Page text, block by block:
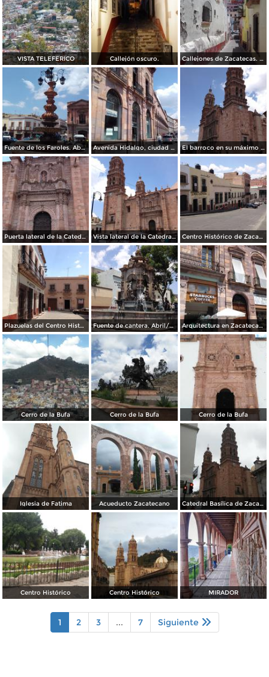
VISTA TELEFERICO Callejón oscuro. Callejones de Zacatecas. Abril/2017
Fuente de los Faroles. Abril/2017 Avenida Hidalgo, ciudad de Zacatecas. Abril/2017 El barroco en su máximo esplendor. Catedral de Zacatecas. Abril/2017
Puerta lateral de la Catedral de Zacatecas. Abril/2017 Vista lateral de la Catedral de Zacatecas. Abril/2017 Centro Histórico de Zacatecas. Abril/2017
Plazuelas del Centro Histórico. Abril/2017 Fuente de cantera. Abril/2017 Arquitectura en Zacatecas. Abril/2017
Cerro de la Bufa Cerro de la Bufa Cerro de la Bufa
Iglesia de Fatima Acueducto Zacatecano Catedral Basílica de Zacatecas
Centro Histórico Centro Histórico MIRADOR
1 2 3 ... 7 Siguiente